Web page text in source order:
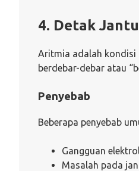
4. Detak
Aritmia adalah kondisi
berdebar-debar atau
Penyebab
Beberapa penyebab
Gangguan
Masalah pada